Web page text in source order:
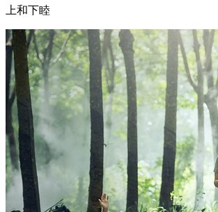
上和下睦